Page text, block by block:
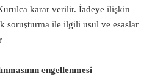
karar verilir. İadeye ilişkin
soruşturma ile ilgili usul ve esaslar
engellenmesi